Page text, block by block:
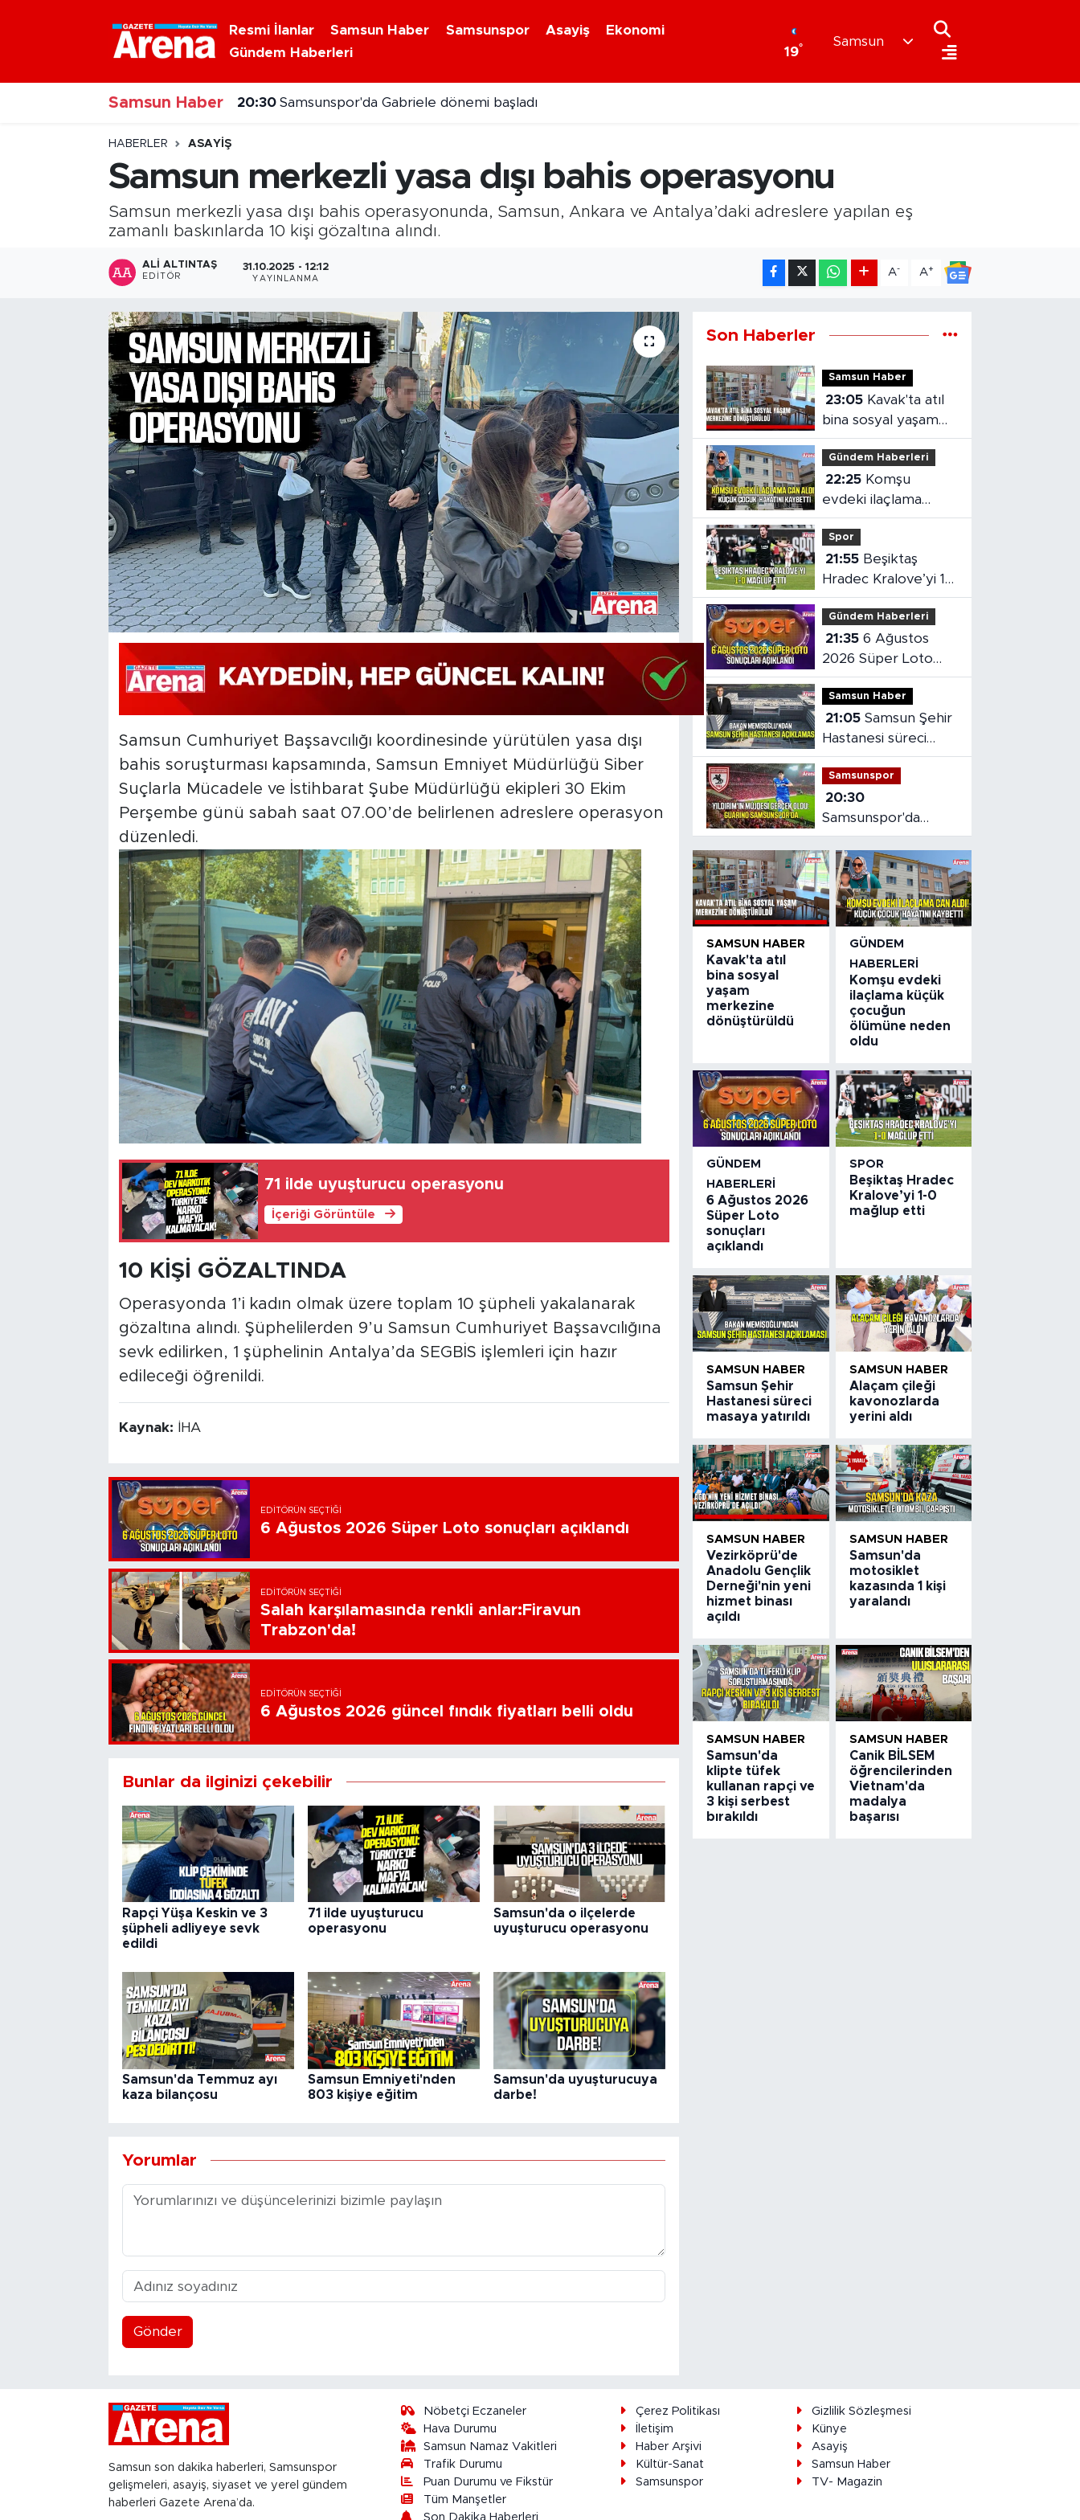
Resmi İlanlar Samsun Haber Samsunspor Asayiş
Ekonomi
Gündem Haberleri
19°
Samsun
Samsun Haber 20:30 Samsunspor'da Gabriele dönemi başladı
HABERLER ASAYIŞ
Samsun merkezli yasa dışı bahis operasyonu
Samsun merkezli yasa dışı bahis operasyonunda, Samsun, Ankara ve Antalya’daki adreslere yapılan eş
zamanlı baskınlarda 10 kişi gözaltına alındı.
ALI ALTINTAŞ
EDITÖR
31.10.2025 - 12:12
YAYINLANMA
A- A+
Samsun Cumhuriyet Başsavcılığı koordinesinde yürütülen yasa dışı
bahis soruşturması kapsamında, Samsun Emniyet Müdürlüğü Siber
Suçlarla Mücadele ve İstihbarat Şube Müdürlüğü ekipleri 30 Ekim
Perşembe günü sabah saat 07.00’de belirlenen adreslere operasyon
düzenledi.
71 ilde uyuşturucu operasyonu
İçeriği Görüntüle
10 KİŞİ GÖZALTINDA
Operasyonda 1’i kadın olmak üzere toplam 10 şüpheli yakalanarak
gözaltına alındı. Şüphelilerden 9’u Samsun Cumhuriyet Başsavcılığına
sevk edilirken, 1 şüphelinin Antalya’da SEGBİS işlemleri için hazır
edileceği öğrenildi.
Kaynak: İHA
EDITÖRÜN SEÇTIĞI
6 Ağustos 2026 Süper Loto sonuçları açıklandı
EDITÖRÜN SEÇTIĞI
Salah karşılamasında renkli anlar:Firavun
Trabzon'da!
EDITÖRÜN SEÇTIĞI
6 Ağustos 2026 güncel fındık fiyatları belli oldu
Bunlar da ilginizi çekebilir
Rapçi Yüşa Keskin ve 3
şüpheli adliyeye sevk
edildi
71 ilde uyuşturucu
operasyonu
Samsun'da o ilçelerde
uyuşturucu operasyonu
Samsun'da Temmuz ayı
kaza bilançosu
Samsun Emniyeti'nden
803 kişiye eğitim
Samsun'da uyuşturucuya
darbe!
Yorumlar
Gönder
Son Haberler
Samsun Haber
23:05
bina sosyal yaşam
merkezine
dönüştürüldü
Gündem Haberleri
22:25
evdeki ilaçlama
küçük çocuğun
ölümüne neden oldu
Spor
21:55
Hradec Kralove’yi 1-
0 mağlup etti
Gündem Haberleri
21:35 6 Ağustos
2026 Süper Loto
sonuçları açıklandı
Samsun Haber
21:05 Samsun Şehir
Hastanesi süreci
masaya yatırıldı
Samsunspor
20:30
Samsunspor'da
Gabriele dönemi
başladı
SAMSUN HABER
Kavak'ta atıl
bina sosyal
yaşam
merkezine
dönüştürüldü
GÜNDEM
HABERLERI
Komşu evdeki
ilaçlama küçük
çocuğun
ölümüne neden
oldu
GÜNDEM
HABERLERI
6 Ağustos 2026
Süper Loto
sonuçları
açıklandı
SPOR
Beşiktaş Hradec
Kralove’yi 1-0
mağlup etti
SAMSUN HABER
Samsun Şehir
Hastanesi süreci
masaya yatırıldı
SAMSUN HABER
Alaçam çileği
kavonozlarda
yerini aldı
SAMSUN HABER
Vezirköprü'de
Anadolu Gençlik
Derneği'nin yeni
hizmet binası
açıldı
SAMSUN HABER
Samsun'da
motosiklet
kazasında 1 kişi
yaralandı
SAMSUN HABER
Samsun'da
klipte tüfek
kullanan rapçi ve
3 kişi serbest
bırakıldı
SAMSUN HABER
Canik BİLSEM
öğrencilerinden
Vietnam'da
madalya
başarısı
Samsun son dakika haberleri, Samsunspor
gelişmeleri, asayiş, siyaset ve yerel gündem
haberleri Gazete Arena’da.
Nöbetçi Eczaneler
Hava Durumu
Samsun Namaz Vakitleri
Trafik Durumu
Puan Durumu ve Fikstür
Tüm Manşetler
Son Dakika Haberleri
Çerez Politikası
Gizlilik Sözleşmesi
İletişim
Künye
Haber Arşivi
Asayiş
Kültür-Sanat
Samsun Haber
Samsunspor
TV- Magazin
Nöbetçi Eczaneler
Hava Durumu
Samsun Namaz Vakitleri
Trafik Durumu
Süper Lig Puan Durumu ve Fikstür
Tüm Manşetler
Haber Arşivi